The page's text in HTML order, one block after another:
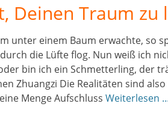
Deinen Traum zu
unter einem Baum erwachte, so
die Lüfte flog. Nun weiß ich
bin ich ein Schmetterling, der
Zhuangzi Die Realitäten sind
Menge Aufschluss Weiterlesen